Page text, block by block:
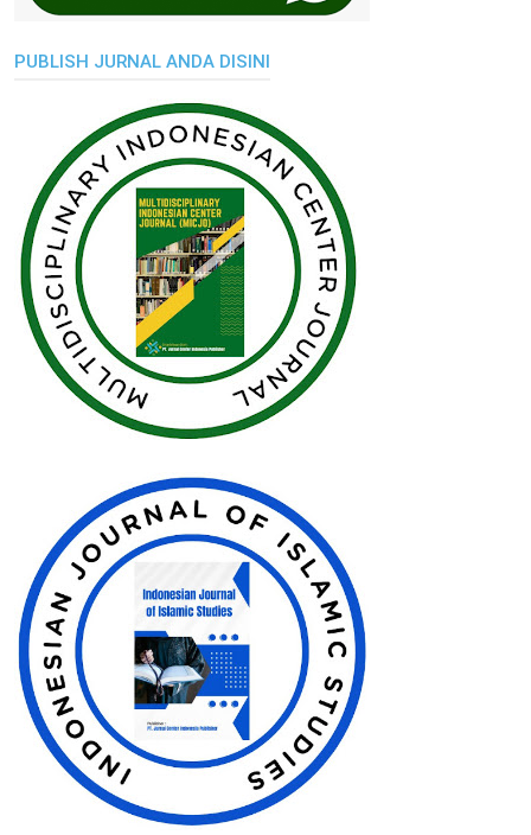
PUBLISH JURNAL ANDA DISINI